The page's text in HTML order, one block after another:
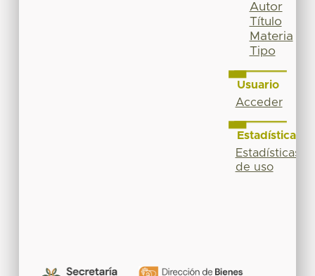
Autor
Título
Materia
Tipo
Usuario
Acceder
Estadísticas
Estadísticas
de uso